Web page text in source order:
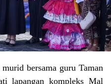
bersama guru Taman
lapangan kompleks Mal